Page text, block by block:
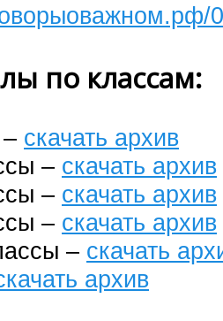
по классам:
скачать архив
– скачать архив
– скачать архив
– скачать архив
– скачать
архив